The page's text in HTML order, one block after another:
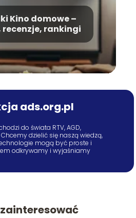
Kino domowe –
recenzje, rankingi
ads.org.pl
do świata RTV, AGD,
dzielić się naszą wiedzą,
mogą być proste i
odkrywamy i wyjaśniamy
zainteresować